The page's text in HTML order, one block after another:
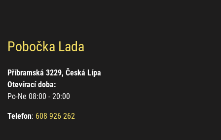
Pobočka Lada
Příbramská 3229, Česká Lípa
Otevírací doba:
Po-Ne 08:00 - 20:00
Telefon: 608 926 262